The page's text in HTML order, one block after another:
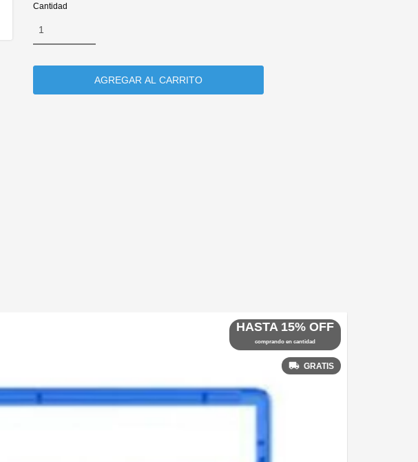
Cantidad
HASTA 15% OFF
comprando en cantidad
GRATIS